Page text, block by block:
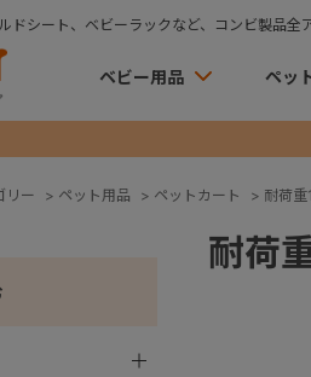
ドシート、ベビーラックなど、コンビ製品全
ベビー用品 ペッ
リー > ペット用品 > ペットカート > 耐荷
耐荷